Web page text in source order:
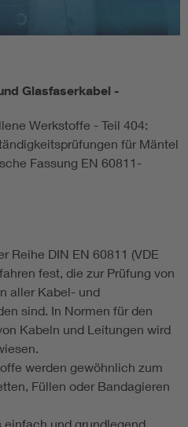
Ressourceneffizienz
Glasfaserkabel -
Werkstoffe - Teil 404:
für Mäntel
Fassung EN 60811-
Reihe DIN EN 60811 (VDE
fest, die zur Prüfung von
aller Kabel- und
sind. In Normen für den
Kabeln und Leitungen wird
werden gewöhnlich zum
Füllen oder Bandagieren
einfach und grundlegend